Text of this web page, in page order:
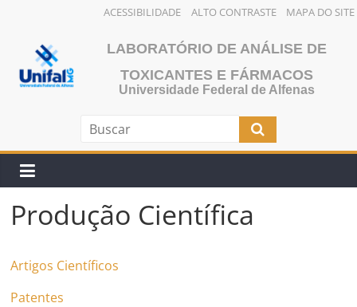
ACESSIBILIDADE ALTO CONTRASTE MAPA DO SITE
conteúdo
LABORATÓRIO DE ANÁLISE DE
TOXICANTES E FÁRMACOS
Universidade Federal de Alfenas
Produção Científica
Artigos Científicos
Patentes